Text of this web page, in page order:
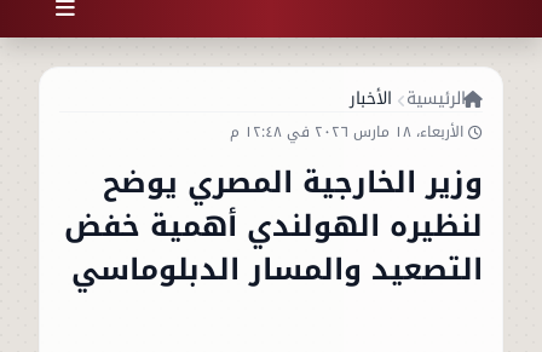
الرئيسية الأخبار
الأربعاء، ١٨ مارس ٢٠٢٦ في ١٢:٤٨ م
وزير الخارجية المصري يوضح
لنظيره الهولندي أهمية خفض
التصعيد والمسار الدبلوماسي